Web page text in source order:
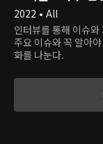
2022 • All
인터뷰를 통해 이슈
주요 이슈와 꼭 알아
화를 나눈다.